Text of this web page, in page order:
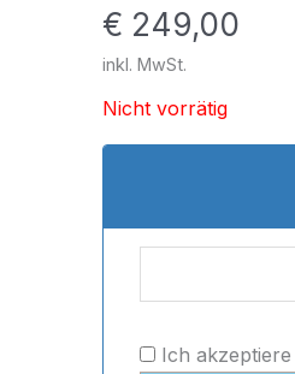
€ 249,00
inkl. MwSt.
Nicht vorrätig
Ich akzeptiere